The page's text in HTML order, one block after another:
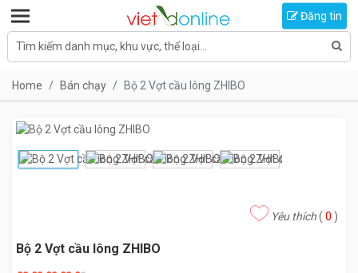
Toggle navigation
Tìm kiếm danh mục, khu vực, thể loại...
Đăng tin
Home Bán chạy Bộ 2 Vợt cầu lông ZHIBO
Yêu thích( 0 )
Bộ 2 Vợt cầu lông ZHIBO